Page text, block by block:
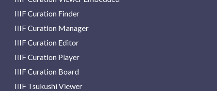
IIIF Curation Finder
IIIF Curation Manager
IIIF Curation Editor
IIIF Curation Player
IIIF Curation Board
IIIF Tsukushi Viewer